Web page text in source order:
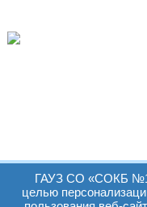
ГАУЗ СО «СОКБ
целью